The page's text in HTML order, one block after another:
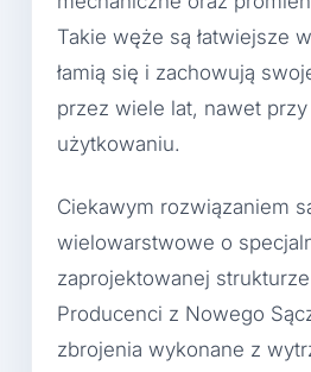
Takie węże są łatwiejsze
łamią się i zachowują
przez wiele lat, nawet
użytkowaniu.
Ciekawym rozwiązaniem
wielowarstwowe o
zaprojektowanej
Producenci z Nowego
zbrojenia wykonane z